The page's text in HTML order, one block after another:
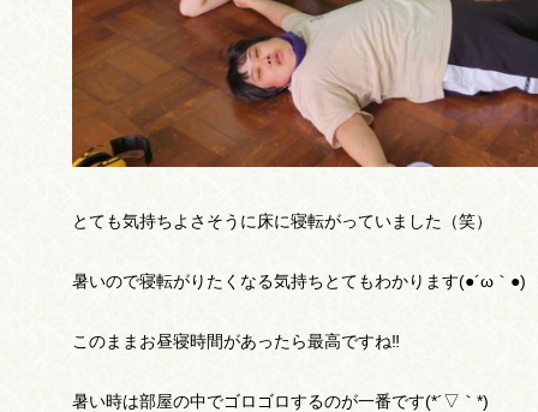
とても気持ちよさそうに床に寝転がっていました（笑）
暑いので寝転がりたくなる気持ちとてもわかります(●´ω｀●)
このままお昼寝時間があったら最高ですね‼
暑い時は部屋の中でゴロゴロするのが一番です(*´▽｀*)